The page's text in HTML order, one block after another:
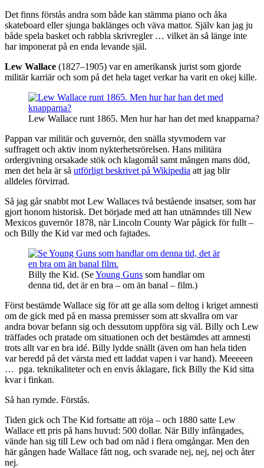
Det finns förstås andra som både kan stämma piano och åka
skateboard eller sjunga baklänges och väva mattor. Själv kan jag ju
både spela basket och rabbla skrivregler … vilket än så länge inte
har imponerat på en enda levande själ.
Lew Wallace (1827–1905) var en amerikansk jurist som gjorde
militär karriär och som på det hela taget verkar ha varit en okej kille.
Lew Wallace runt 1865. Men hur har han det med knapparna?
Pappan var militär och guvernör, den snälla styvmodern var
suffragett och aktiv inom nykterhetsrörelsen. Hans militära
ordergivning orsakade stök och klagomål samt mången mans död,
men det hela är så utförligt beskrivet på Wikipedia att jag blir
alldeles förvirrad.
Så jag går snabbt mot Lew Wallaces två bestående insatser, som har
gjort honom historisk. Det började med att han utnämndes till New
Mexicos guvernör 1878, när Lincoln County War pågick för fullt –
och Billy the Kid var med och fajtades.
Billy the Kid. (SeYoung Guns som handlar om
denna tid, det är en bra – om än banal – film.)
Först bestämde Wallace sig för att ge alla som deltog i kriget amnesti
om de gick med på en massa premisser som att skvallra om var
andra bovar befann sig och dessutom uppföra sig väl. Billy och Lew
träffades och pratade om situationen och det bestämdes att amnesti
trots allt var en bra idé. Billy lydde snällt (även om han hela tiden
var beredd på det värsta med ett laddat vapen i var hand). Meeeeen
… pga. teknikaliteter och en envis åklagare, fick Billy the Kid sitta
kvar i finkan.
Så han rymde. Förstås.
Tiden gick och The Kid fortsatte att röja – och 1880 satte Lew
Wallace ett pris på hans huvud: 500 dollar. När Billy infångades,
vände han sig till Lew och bad om nåd i flera omgångar. Men den
här gången hade Wallace fått nog, och svarade nej, nej, nej och åter
nej.